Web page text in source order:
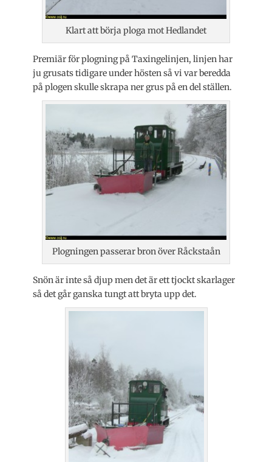
Klart att börja ploga mot Hedlandet
Premiär för plogning på Taxingelinjen, linjen har
ju grusats tidigare under hösten så vi var beredda
på plogen skulle skrapa ner grus på en del ställen.
Plogningen passerar bron över Råckstaån
Snön är inte så djup men det är ett tjockt skarlager
så det går ganska tungt att bryta upp det.